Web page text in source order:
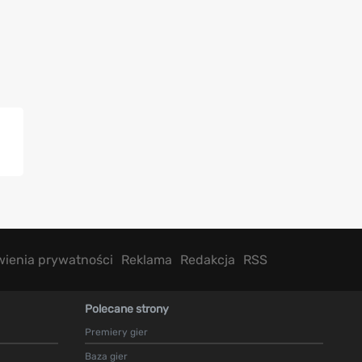
prywatności Reklama Redakcja RSS
Polecane strony
Premiery gier
Baza gier